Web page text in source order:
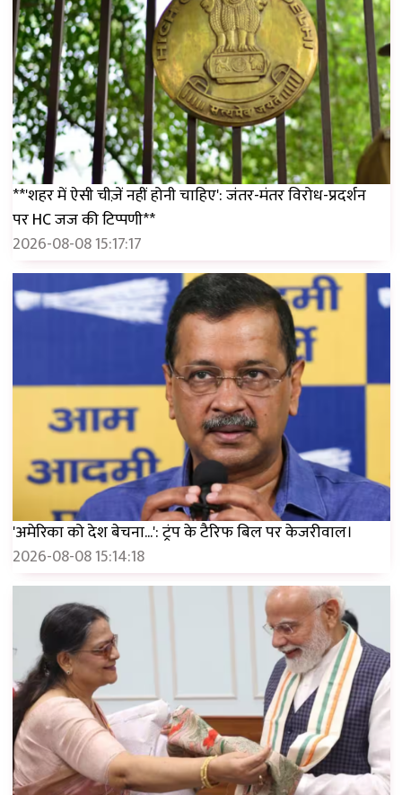
**'शहर में ऐसी चीज़ें नहीं होनी चाहिए': जंतर-मंतर विरोध-प्रदर्शन
पर HC जज की टिप्पणी**
2026-08-08 15:17:17
'अमेरिका को देश बेचना...': ट्रंप के टैरिफ बिल पर केजरीवाल।
2026-08-08 15:14:18